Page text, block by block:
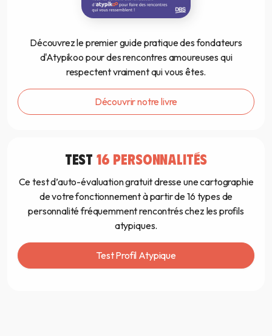
Découvrez le premier guide pratique des fondateurs
d'Atypikoo pour des rencontres amoureuses qui
respectent vraiment qui vous êtes.
Découvrir notre livre
TEST 16 PERSONNALITÉS
Ce test d’auto-évaluation gratuit dresse une cartographie
de votre fonctionnement à partir de 16 types de
personnalité fréquemment rencontrés chez les profils
atypiques.
Test Profil Atypique